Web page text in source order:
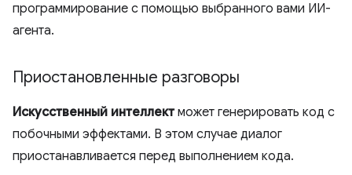
программирование с помощью выбранного вами ИИ-
агента.
Приостановленные разговоры
Искусственный интеллектможет генерировать код с
побочными эффектами. В этом случае диалог
приостанавливается перед выполнением кода.